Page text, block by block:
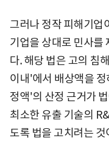
그러나 정작 피해기업
기업을 상대로 민사를
다. 해당 법은 고의 침
이내'에서 배상액을
정액'의 산정 근거가
최소한 유출 기술의
도록 법을 고치려는 것